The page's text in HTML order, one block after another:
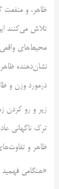
ظاهر، و منفعت
تلاش می‌کنند
محیط‌های واقعی
نشان‌دهنده
درمورد وزن و
زیر و رو کردن
ترک ناگهانی
ظاهر و
«هنگامی فهمید